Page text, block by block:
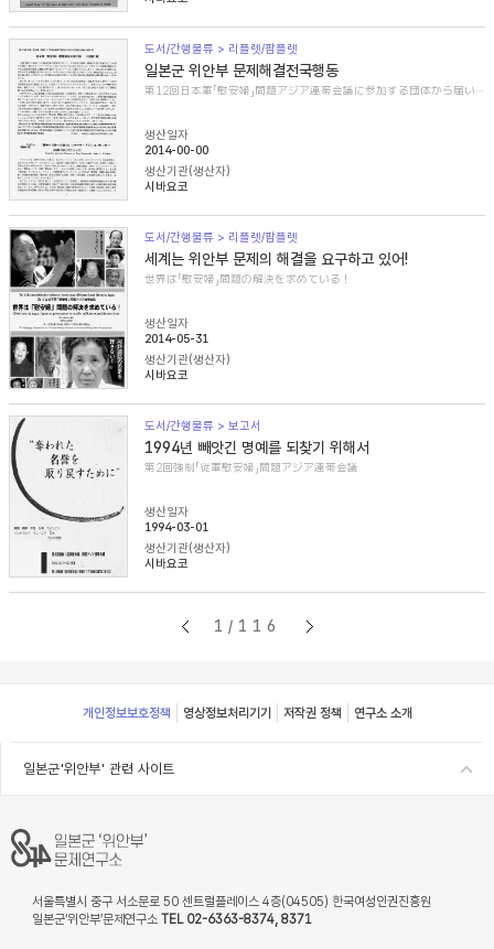
도서/간행물류 > 리플렛/팜플렛
일본군 위안부 문제해결전국행동
第12回日本軍「慰安婦」問題アジア連帯会議に参加する団体から届いた紹介文
생산일자
2014-00-00
생산기관(생산자)
시바요코
도서/간행물류 > 리플렛/팜플렛
세계는 위안부 문제의 해결을 요구하고 있어!
世界は「慰安婦」問題の解決を求めている！
생산일자
2014-05-31
생산기관(생산자)
시바요코
도서/간행물류 > 보고서
1994년 빼앗긴 명예를 되찾기 위해서
第2回強制「従軍慰安婦」問題アジア連帯会議
생산일자
1994-03-01
생산기관(생산자)
시바요코
1/116
Footer
개인정보보호정책 영상정보처리기기 저작권 정책 연구소 소개
일본군'위안부' 관련 사이트
서울특별시 중구 서소문로 50 센트럴플레이스 4층(04505) 한국여성인권진흥원
일본군‘위안부’문제연구소 TEL 02-6363-8374, 8371